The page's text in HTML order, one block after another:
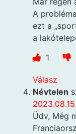
A
ezt a
a
1
Válasz
Névtelen
Üdv, Még